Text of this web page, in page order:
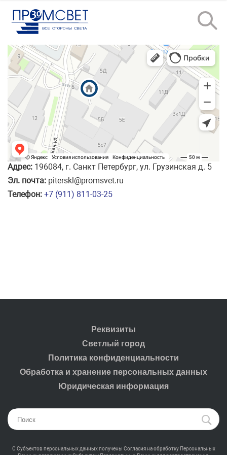
Адрес: 196084, г. Санкт Петербург, ул. Грузинская д. 5
Эл. почта: piterskl@promsvet.ru
Телефон: +7 (911) 811-03-25
Реквизиты
Светлый город
Политика конфиденциальности
Обработка и хранение персональных данных
Юридическая информация
С Субъектов персональных данных получены Согласия на обработку Персональных